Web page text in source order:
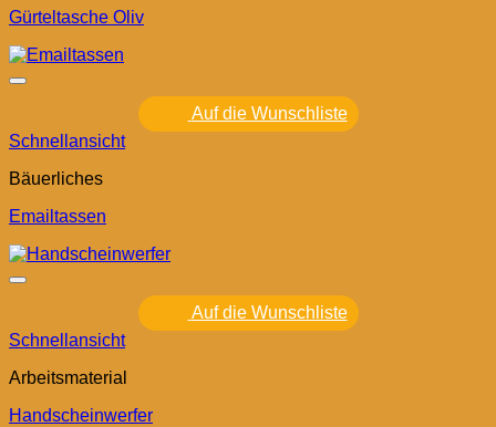
Gürteltasche Oliv
Auf die Wunschliste
Schnellansicht
Bäuerliches
Emailtassen
Auf die Wunschliste
Schnellansicht
Arbeitsmaterial
Handscheinwerfer